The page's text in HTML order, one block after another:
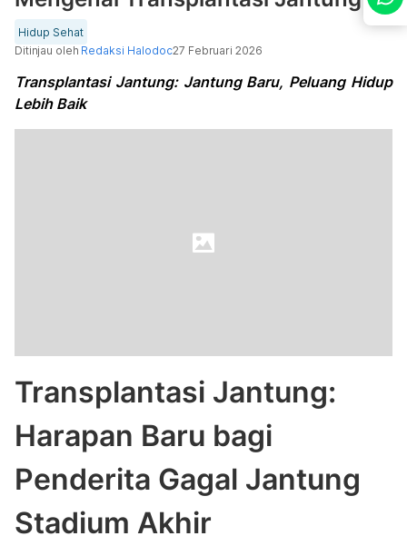
Hidup Sehat
Ditinjau oleh Redaksi Halodoc27 Februari 2026
Transplantasi Jantung: Jantung Baru, Peluang Hidup
Lebih Baik
Transplantasi Jantung:
Harapan Baru bagi
Penderita Gagal Jantung
Stadium Akhir